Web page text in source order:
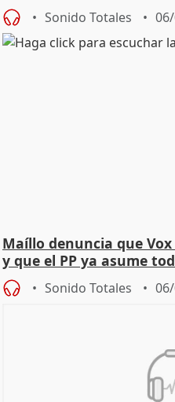
Sonido Totales
Maíllo denuncia que
y que el PP ya asume
Sonido Totales